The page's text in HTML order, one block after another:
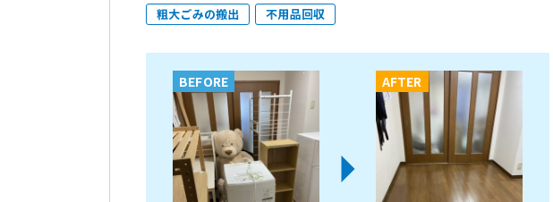
粗大ごみの搬出 不用品回収
BEFORE AFTER